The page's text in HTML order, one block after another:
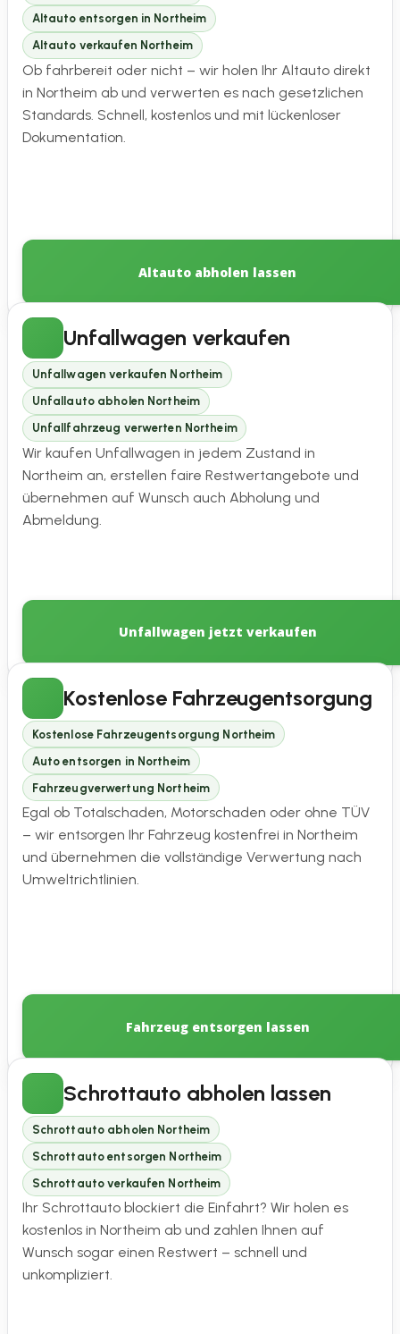
Altauto entsorgen in Northeim
Altauto verkaufen Northeim
Ob fahrbereit oder nicht – wir holen Ihr Altauto direkt
in Northeim ab und verwerten es nach gesetzlichen
Standards. Schnell, kostenlos und mit lückenloser
Dokumentation.
Altauto abholen lassen
Unfallwagen verkaufen
Unfallwagen verkaufen Northeim
Unfallauto abholen Northeim
Unfallfahrzeug verwerten Northeim
Wir kaufen Unfallwagen in jedem Zustand in
Northeim an, erstellen faire Restwertangebote und
übernehmen auf Wunsch auch Abholung und
Abmeldung.
Unfallwagen jetzt verkaufen
Kostenlose Fahrzeugentsorgung
Kostenlose Fahrzeugentsorgung Northeim
Auto entsorgen in Northeim
Fahrzeugverwertung Northeim
Egal ob Totalschaden, Motorschaden oder ohne TÜV
– wir entsorgen Ihr Fahrzeug kostenfrei in Northeim
und übernehmen die vollständige Verwertung nach
Umweltrichtlinien.
Fahrzeug entsorgen lassen
Schrottauto abholen lassen
Schrottauto abholen Northeim
Schrottauto entsorgen Northeim
Schrottauto verkaufen Northeim
Ihr Schrottauto blockiert die Einfahrt? Wir holen es
kostenlos in Northeim ab und zahlen Ihnen auf
Wunsch sogar einen Restwert – schnell und
unkompliziert.